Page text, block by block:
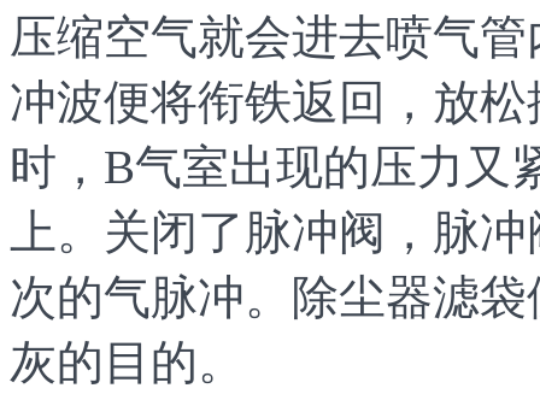
压缩空气就会进去喷气
冲波便将衔铁返回，放
时，B气室出现的压力又
上。关闭了脉冲阀，脉
次的气脉冲。除尘器滤
灰的目的。